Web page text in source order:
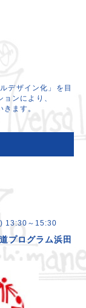
デザイン化」を目
ンにより、
ます。
13:30～15:30
プログラム浜田